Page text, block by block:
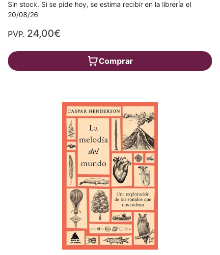
Sin stock. Si se pide hoy, se estima recibir en la librería el
20/08/26
PVP. 24,00€
Comprar